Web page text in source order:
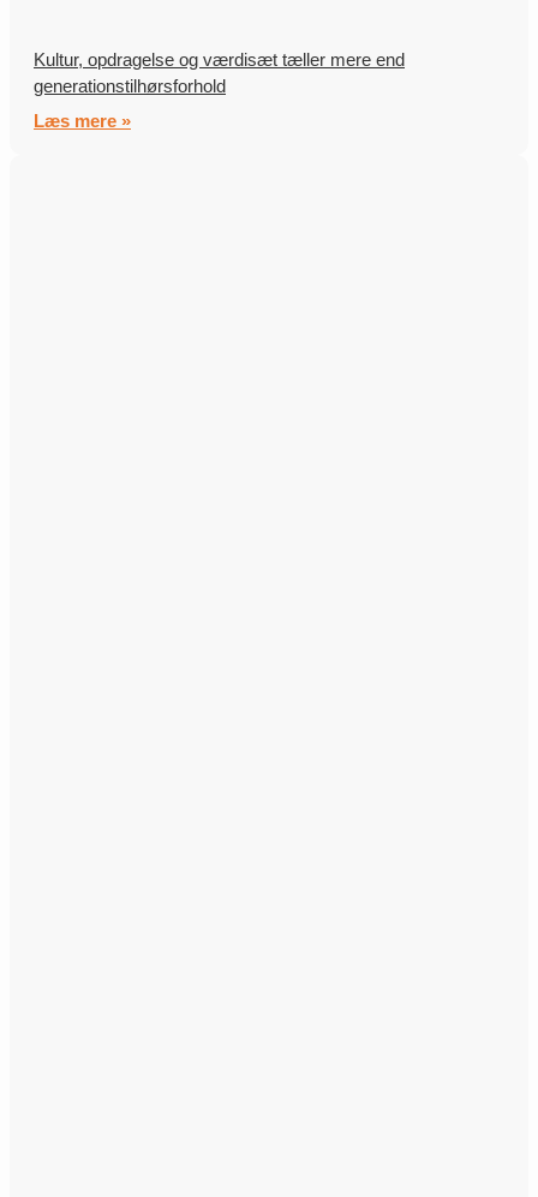
Kultur, opdragelse og værdisæt tæller mere end
generationstilhørsforhold
Læs mere »